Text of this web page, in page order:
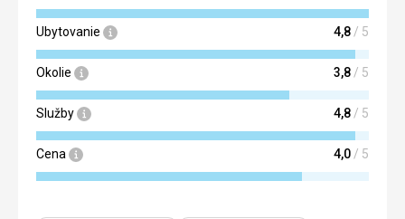
Ubytovanie 4,8 / 5
Okolie 3,8 / 5
Služby 4,8 / 5
Cena 4,0 / 5